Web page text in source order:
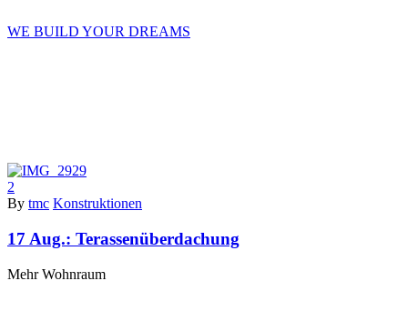
WE BUILD YOUR DREAMS
2
By tmc Konstruktionen
17 Aug.: Terassenüberdachung
Mehr Wohnraum